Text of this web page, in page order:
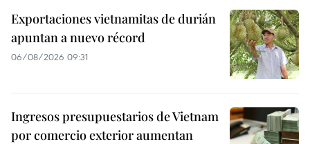
Exportaciones vietnamitas de durián
apuntan a nuevo récord
06/08/2026 09:31
Ingresos presupuestarios de Vietnam
por comercio exterior aumentan